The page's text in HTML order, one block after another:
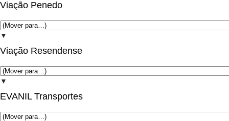
Viação Penedo
▼
Viação Resendense
▼
EVANIL Transportes